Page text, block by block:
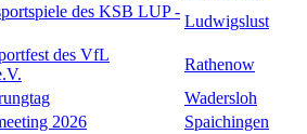
des KSB LUP -
Ludwigslust
des VfL
Rathenow
Wadersloh
2026
Spaichingen